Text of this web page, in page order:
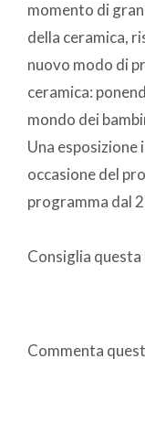
momento di
della ceramica,
nuovo modo di
ceramica:
mondo dei
Una
occasione del
programma dal
Consiglia
Commenta